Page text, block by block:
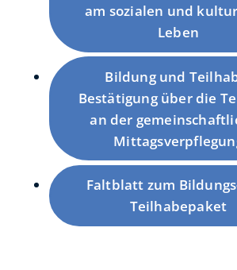
am sozialen und
Leben
Bildung und
Bestätigung über die
an der
Faltblatt zum
Teilhabepaket